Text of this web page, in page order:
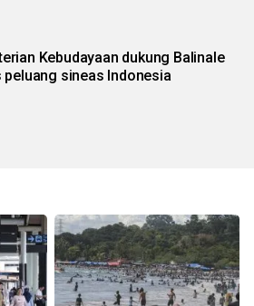
Kebudayaan dukung Balinale
peluang sineas Indonesia